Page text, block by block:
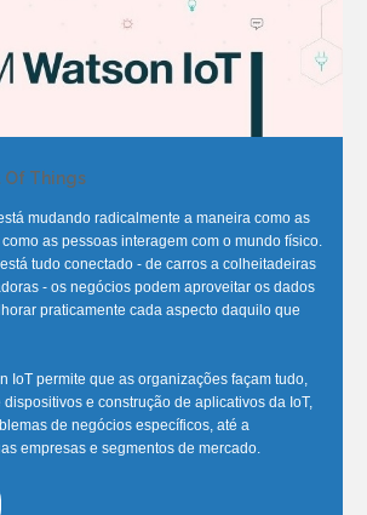
Things
mudando radicalmente a maneira como as
as pessoas interagem com o mundo físico.
tudo conectado - de carros a colheitadeiras
- os negócios podem aproveitar os dados
praticamente cada aspecto daquilo que
IoT permite que as organizações façam tudo,
e construção de aplicativos da IoT,
de negócios específicos, até a
empresas e segmentos de mercado.